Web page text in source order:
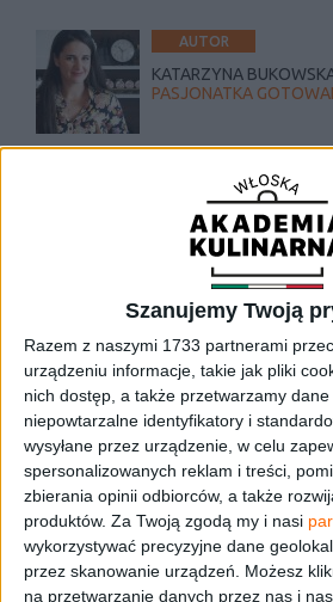
Szanujemy Twoją
Razem z naszymi 1733 partnerami
urządzeniu informacje, takie jak pliki
nich dostęp, a także przetwarzamy
niepowtarzalne identyfikatory i
wysyłane przez urządzenie, w celu
spersonalizowanych reklam i treści,
zbierania opinii odbiorców, a także
produktów. Za Twoją zgodą my i nasi
wykorzystywać precyzyjne dane
przez skanowanie urządzeń. Możesz
na przetwarzanie danych przez nas i
AUTOR
KATARZYNA
PASJONATKA
czas wykonania: 45 min
poziom trudniości: łatwy
½ kg piersi kurczaka
½ kg udek z kurczaka bez kości i
3 limonki
4 ząbki czosnku
1 ostra papryczka
1 garść natki kolendry
1 łyżeczka kuminu